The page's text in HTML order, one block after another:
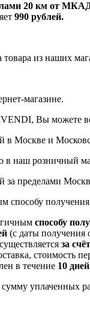
20 км от
990 рублей.
из наших
магазине.
Вы можете
в Москве и
в наш розничный
за пределами
способу
способу
(с даты получения
за
стоимость
в течение 10
сумму уплаченных